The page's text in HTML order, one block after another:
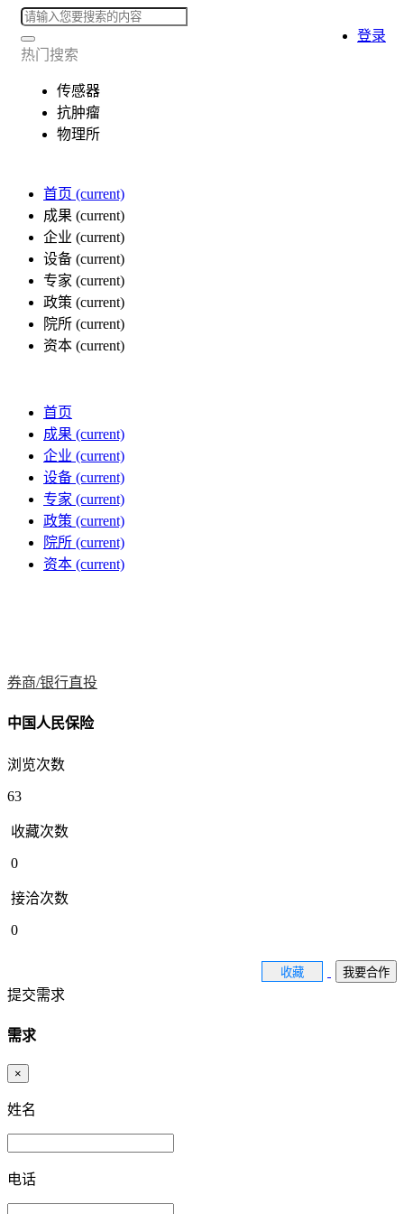
热门搜索
传感器
抗肿瘤
物理所
首页 (current)
成果 (current)
企业 (current)
设备 (current)
专家 (current)
政策 (current)
院所 (current)
资本 (current)
登录
首页
成果 (current)
企业 (current)
设备 (current)
专家 (current)
政策 (current)
院所 (current)
资本 (current)
券商/银行直投
中国人民保险
浏览次数
63
收藏次数
0
接洽次数
0
收藏 我要合作
提交需求
需求
×
姓名
电话